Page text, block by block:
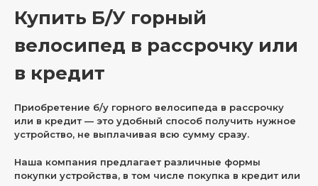
Купить Б/У горный
велосипед в рассрочку или
в кредит
Приобретение б/у горного велосипеда в рассрочку
или в кредит — это удобный способ получить нужное
устройство, не выплачивая всю сумму сразу.
Наша компания предлагает различные формы
покупки устройства, в том числе покупка в кредит или